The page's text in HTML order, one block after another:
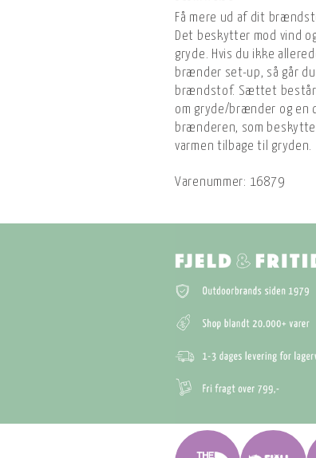
Få mere ud af dit
Det beskytter mod vind
gryde. Hvis du ikke
brænder set-up, så går
brændstof. Sættet består
om gryde/brænder og en
brænderen, som
varmen tilbage til gryden.
Varenummer: 16879